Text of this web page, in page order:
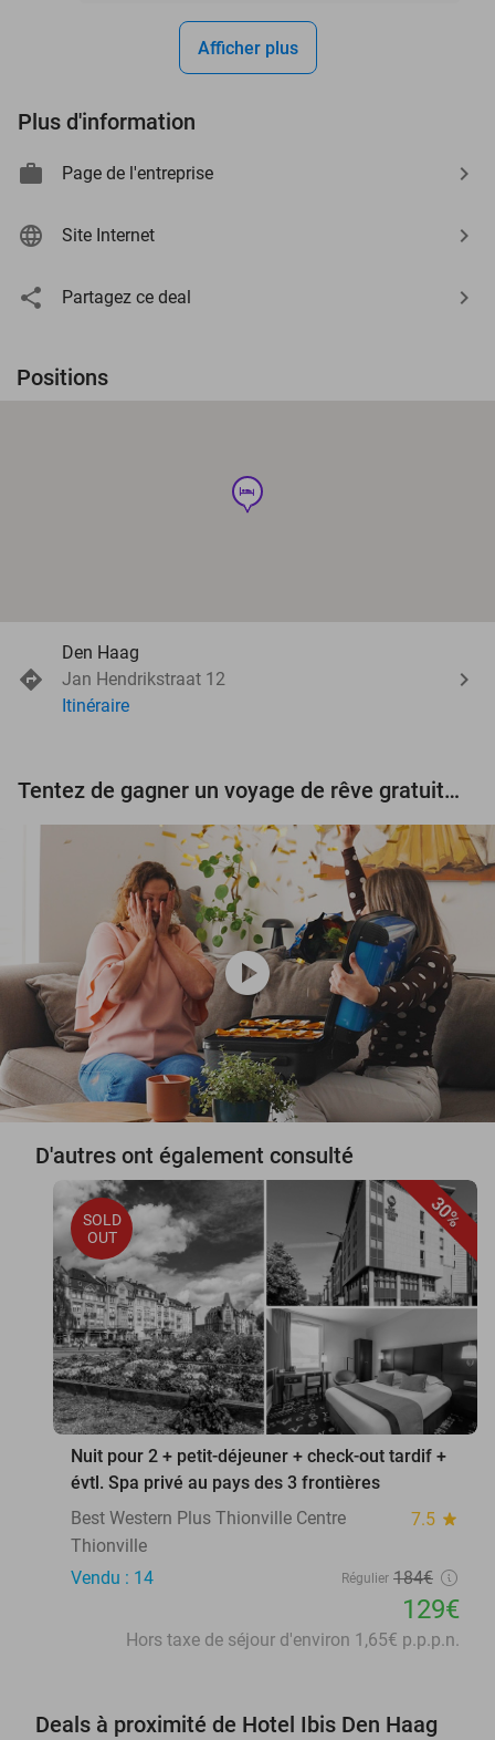
Afficher plus
Plus d'information
Page de l'entreprise
Site Internet
Partagez ce deal
Positions
hotel
Den Haag
Jan Hendrikstraat 12
Itinéraire
Tentez de gagner un voyage de rêve gratuit d'une valeur de 3.000 € !
play_circle
D'autres ont également consulté
30%
SOLD
OUT
Nuit pour 2 + petit-déjeuner + check-out tardif +
évtl. Spa privé au pays des 3 frontières
Best Western Plus Thionville Centre
7.5 star
Thionville
Vendu : 14
Régulier 184€
129€
Hors taxe de séjour d'environ 1,65€ p.p.p.n.
Deals à proximité de Hotel Ibis Den Haag